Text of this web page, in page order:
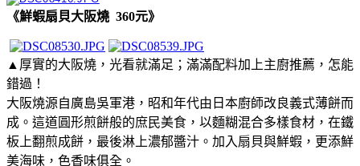
《鮮蝦扇貝大阪燒 360元》
▲厚實的大阪燒，光看就滿足；滿滿配料加上主廚推薦，怎能
錯過！
大阪燒源自廣島吳軍港，昭和年代由日本廚師改良義式薄餅而
成。這道圓形煎餅般的庶民美食，以麵糊混合多樣食材，在鐵
板上翻煎成餅，最後淋上濃郁醬汁。加入扇貝與鮮蝦，更添鮮
美海味，色香味俱全。